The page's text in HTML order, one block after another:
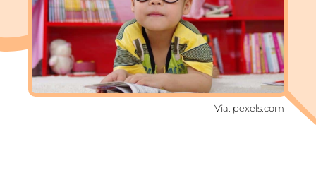
Via: pexels.com